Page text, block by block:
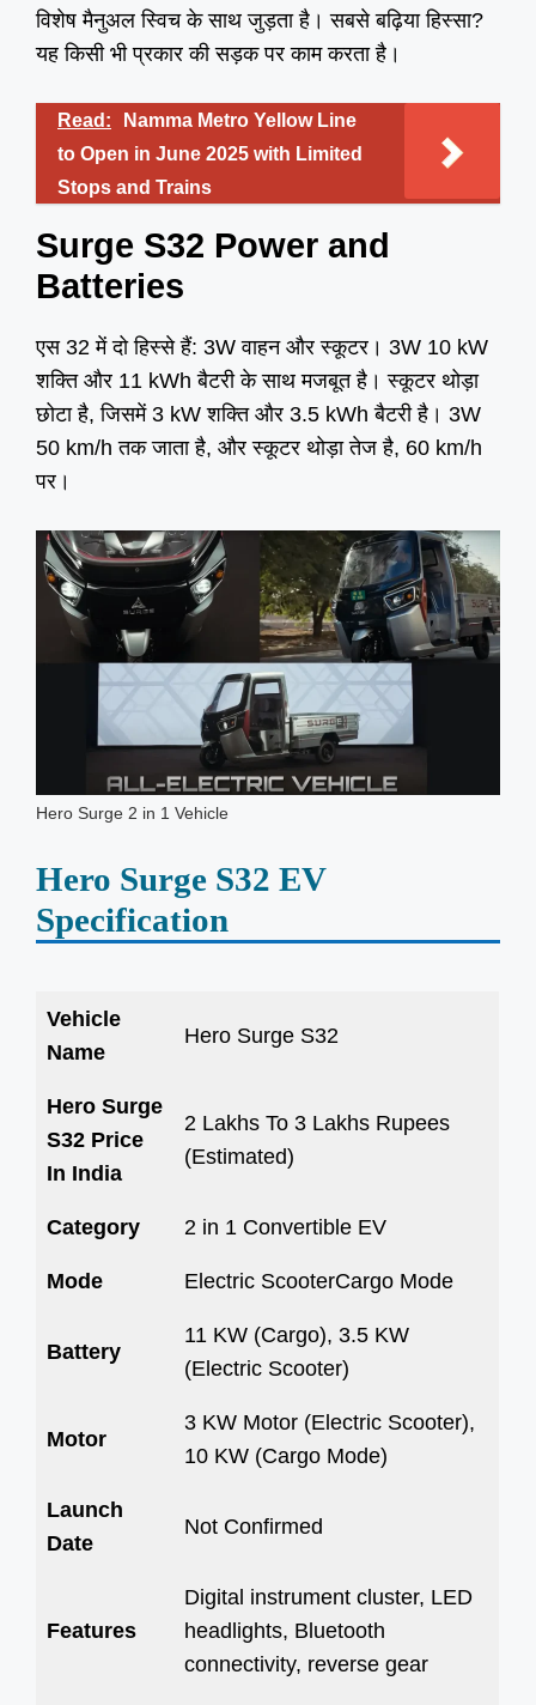
विशेष मैनुअल स्विच के साथ जुड़ता है। सबसे बढ़िया हिस्सा?
यह किसी भी प्रकार की सड़क पर काम करता है।
Read:
Namma Metro Yellow Line
to Open in June 2025 with Limited
Stops and Trains
Surge S32 Power and
Batteries
एस 32 में दो हिस्से हैं: 3W वाहन और स्कूटर। 3W 10 kW
शक्ति और 11 kWh बैटरी के साथ मजबूत है। स्कूटर थोड़ा
छोटा है, जिसमें 3 kW शक्ति और 3.5 kWh बैटरी है। 3W
50 km/h तक जाता है, और स्कूटर थोड़ा तेज है, 60 km/h
पर।
Hero Surge 2 in 1 Vehicle
Hero Surge S32 EV
Specification
Vehicle
Name
Hero Surge S32
Hero Surge
S32 Price
In India
2 Lakhs To 3 Lakhs Rupees
(Estimated)
Category 2 in 1 Convertible EV
Mode Electric ScooterCargo Mode
Battery
11 KW (Cargo), 3.5 KW
(Electric Scooter)
Motor
3 KW Motor (Electric Scooter),
10 KW (Cargo Mode)
Launch
Date
Not Confirmed
Features
Digital instrument cluster, LED
headlights, Bluetooth
connectivity, reverse gear